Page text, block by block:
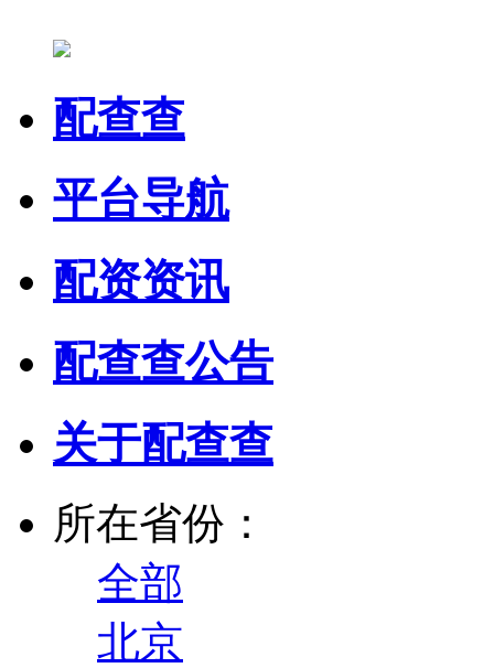
配查查
平台导航
配资资讯
配查查公告
关于配查查
所在省份：
全部
北京